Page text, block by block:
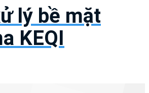
lý bề mặt
KEQI